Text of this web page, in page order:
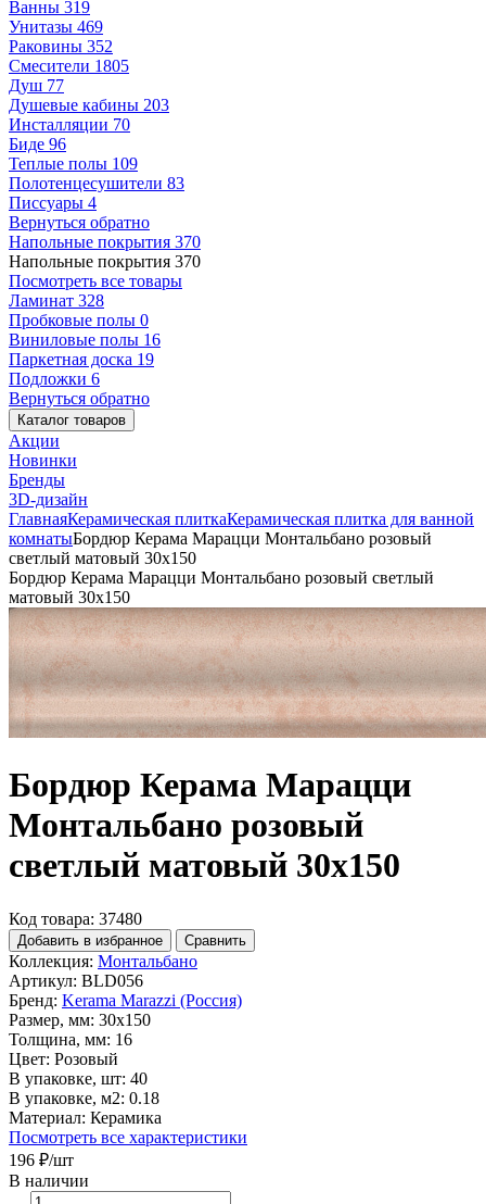
Ванны 319
Унитазы 469
Раковины 352
Смесители 1805
Душ 77
Душевые кабины 203
Инсталляции 70
Биде 96
Теплые полы 109
Полотенцесушители 83
Писсуары 4
Вернуться обратно
Напольные покрытия 370
Напольные покрытия 370
Посмотреть все товары
Ламинат 328
Пробковые полы 0
Виниловые полы 16
Паркетная доска 19
Подложки 6
Вернуться обратно
Каталог товаров
Акции
Новинки
Бренды
3D-дизайн
ГлавнаяКерамическая плиткаКерамическая плитка для ванной
комнатыБордюр Керама Марацци Монтальбано розовый
светлый матовый 30x150
Бордюр Керама Марацци Монтальбано розовый светлый
матовый 30x150
Бордюр Керама Марацци
Монтальбано розовый
светлый матовый 30x150
Код товара: 37480
Добавить в избранное Сравнить
Коллекция: Монтальбано
Артикул: BLD056
Бренд: Kerama Marazzi (Россия)
Размер, мм: 30x150
Толщина, мм: 16
Цвет: Розовый
В упаковке, шт: 40
В упаковке, м2: 0.18
Материал: Керамика
Посмотреть все характеристики
196 ₽/шт
В наличии